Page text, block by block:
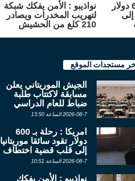
امريكا : رحلة بـ 600 دولار
إلى
نواذيبو : الأمن يفكك شبكة
لتهريب المخدرات ويصادر
210 كلغ من الحشيش
مستجدات الموقع
الجيش الموريتاني يعلن
مسابقة لاكتتاب طلبة
ضباط للعام الدراسي
2026-08-7 الساعة 13:50
امريكا : رحلة بـ 600
دولار تقود سائقا موريتانيا
إلى قلب قضية اختطاف
2026-08-7 الساعة 10:51
نواذيبو : الأمن يفكك